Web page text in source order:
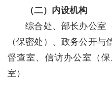
（二）内设机构
综合处、部长办公室（
（保密处）、政务公开
督查室、信访办公室（
室）